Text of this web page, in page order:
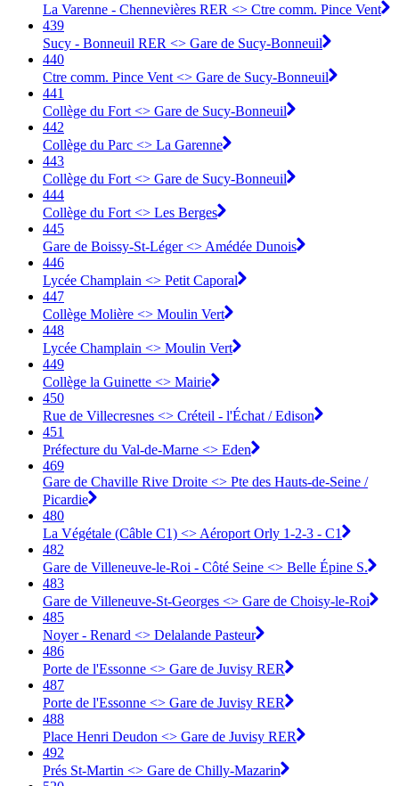
La Varenne - Chennevières RER <> Ctre comm. Pince Vent
439
Sucy - Bonneuil RER <> Gare de Sucy-Bonneuil
440
Ctre comm. Pince Vent <> Gare de Sucy-Bonneuil
441
Collège du Fort <> Gare de Sucy-Bonneuil
442
Collège du Parc <> La Garenne
443
Collège du Fort <> Gare de Sucy-Bonneuil
444
Collège du Fort <> Les Berges
445
Gare de Boissy-St-Léger <> Amédée Dunois
446
Lycée Champlain <> Petit Caporal
447
Collège Molière <> Moulin Vert
448
Lycée Champlain <> Moulin Vert
449
Collège la Guinette <> Mairie
450
Rue de Villecresnes <> Créteil - l'Échat / Edison
451
Préfecture du Val-de-Marne <> Eden
469
Gare de Chaville Rive Droite <> Pte des Hauts-de-Seine /
Picardie
480
La Végétale (Câble C1) <> Aéroport Orly 1-2-3 - C1
482
Gare de Villeneuve-le-Roi - Côté Seine <> Belle Épine S.
483
Gare de Villeneuve-St-Georges <> Gare de Choisy-le-Roi
485
Noyer - Renard <> Delalande Pasteur
486
Porte de l'Essonne <> Gare de Juvisy RER
487
Porte de l'Essonne <> Gare de Juvisy RER
488
Place Henri Deudon <> Gare de Juvisy RER
492
Prés St-Martin <> Gare de Chilly-Mazarin